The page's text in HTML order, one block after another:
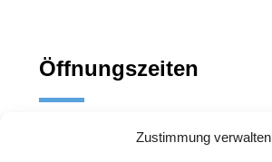
Zustimmung verwalten
Öffnungszeiten
Mo. - Fr. : 10:00 - 18:00